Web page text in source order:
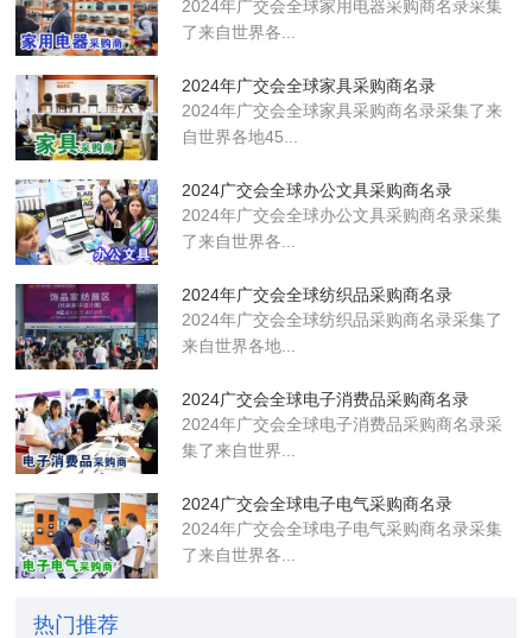
2024年广交会全球家用电器采购商名录采集
了来自世界各...
2024年广交会全球家具采购商名录
2024年广交会全球家具采购商名录采集了来
自世界各地45...
2024广交会全球办公文具采购商名录
2024年广交会全球办公文具采购商名录采集
了来自世界各...
2024年广交会全球纺织品采购商名录
2024年广交会全球纺织品采购商名录采集了
来自世界各地...
2024广交会全球电子消费品采购商名录
2024年广交会全球电子消费品采购商名录采
集了来自世界...
2024广交会全球电子电气采购商名录
2024年广交会全球电子电气采购商名录采集
了来自世界各...
热门推荐